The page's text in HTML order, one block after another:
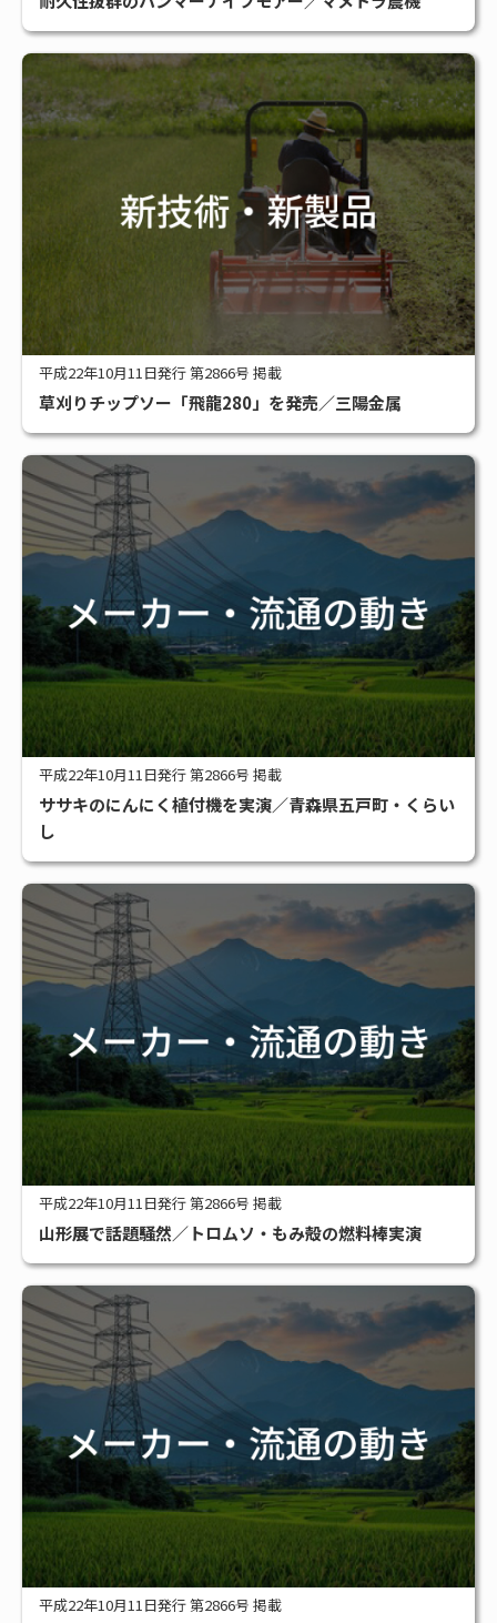
平成22年10月11日発行 第2866号 掲載
草刈りチップソー「飛龍280」を発売／三陽金属
平成22年10月11日発行 第2866号 掲載
ササキのにんにく植付機を実演／青森県五戸町・くらい
し
平成22年10月11日発行 第2866号 掲載
山形展で話題騒然／トロムソ・もみ殻の燃料棒実演
平成22年10月11日発行 第2866号 掲載